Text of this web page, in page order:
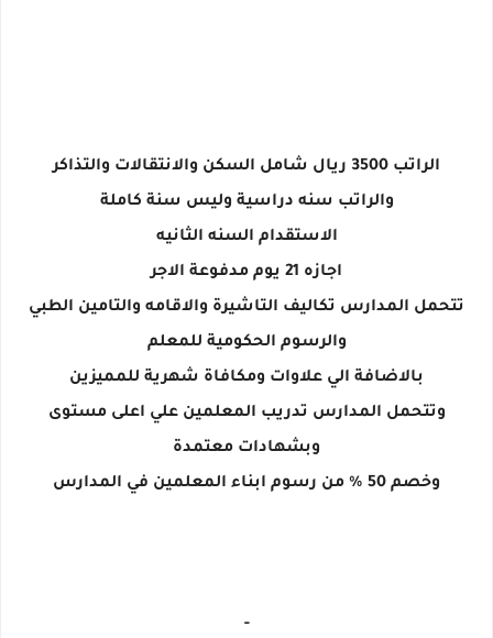
الراتب 3500 ريال شامل السكن والانتقالات والتذاكر
والراتب سنه دراسية وليس سنة كاملة
الاستقدام السنه الثانيه
اجازه 21 يوم مدفوعة الاجر
تتحمل المدارس تكاليف التاشيرة والاقامه والتامين الطبي
والرسوم الحكومية للمعلم
بالاضافة الي علاوات ومكافاة شهرية للمميزين
وتتحمل المدارس تدريب المعلمين علي اعلى مستوى
وبشهادات معتمدة
وخصم 50 % من رسوم ابناء المعلمين في المدارس
-